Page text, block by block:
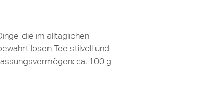
die im alltäglichen
losen Tee stilvoll und
ca. 100 g